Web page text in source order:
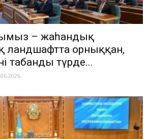
– жаһандық
ландшафтта орныққан,
табанды түрде...